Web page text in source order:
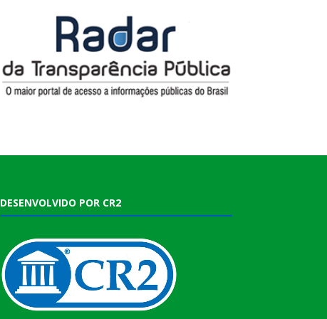
DESENVOLVIDO POR CR2